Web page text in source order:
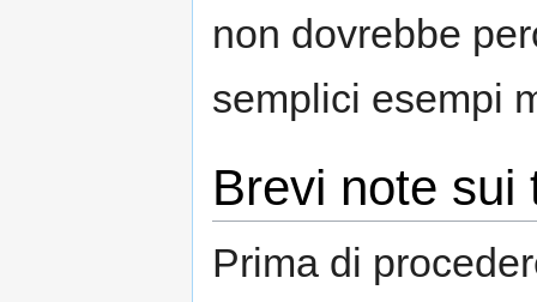
non dovrebbe
semplici esempi
Brevi note sui
Prima di